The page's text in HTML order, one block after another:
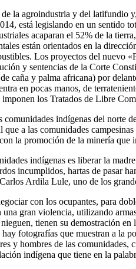
la agroindustria y del latifundio
está legislando en un sentido
acaparan el 52% de la
están orientados en la
Los proyectos del nuevo
y sentencias de la Corte
caña y palma africana) por
en pocas manos, de
los Tratados de Libre
indígenas del norte
a las comunidades
la promoción de la minería
indígenas es liberar la
incumplidos, hartas de pasar
Ardila Lule, uno de los
con los ocupantes, para
gran violencia, utilizando
tienen su demostración
fotografías que muestran a la
y hombres de las
indígena que tiene en la